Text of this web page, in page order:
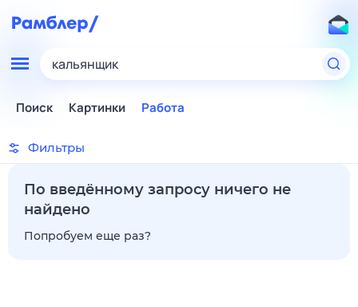
кальянщик
Поиск Картинки Работа
Фильтры
По введённому запросу ничего не
найдено
Попробуем еще раз?